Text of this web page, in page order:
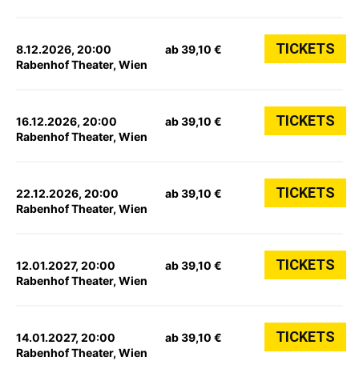
8.12.2026, 20:00
Rabenhof Theater, Wien
ab 39,10 € TICKETS
16.12.2026, 20:00
Rabenhof Theater, Wien
ab 39,10 € TICKETS
22.12.2026, 20:00
Rabenhof Theater, Wien
ab 39,10 € TICKETS
12.01.2027, 20:00
Rabenhof Theater, Wien
ab 39,10 € TICKETS
14.01.2027, 20:00
Rabenhof Theater, Wien
ab 39,10 € TICKETS